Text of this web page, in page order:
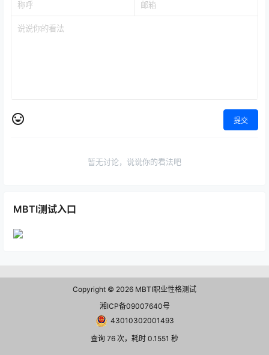
提交
暂无讨论，说说你的看法吧
MBTI测试入口
Copyright © 2026 MBTI职业性格测试
湘ICP备09007640号
43010302001493
查询 76 次，耗时 0.1551 秒